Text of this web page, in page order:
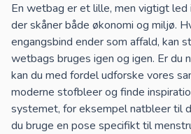
En wetbag er et lille, men vigtigt
der skåner både økonomi og miljø.
engangsbind ender som affald, kan
wetbags bruges igen og igen. Er du
kan du med fordel udforske vores
moderne stofbleerog finde
systemet, for eksempelnatbleertil
du bruge en pose specifikt til